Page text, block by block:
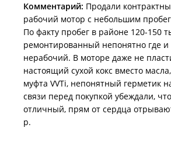
Комментарий: Продали
рабочий мотор с небольшим
По факту пробег в районе 120-150
ремонтированный непонятно где и
нерабочий. В моторе даже не
настоящий сухой кокс вместо
муфта VVTi, непонятный герметик
связи перед покупкой убеждали,
отличный, прям от сердца
р.